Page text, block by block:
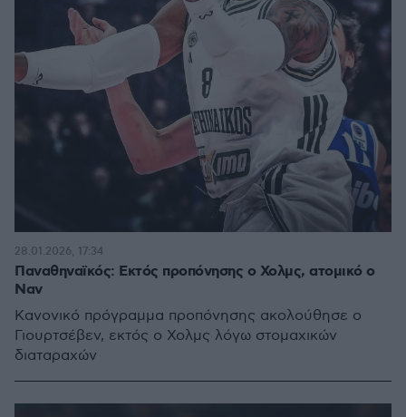
Παναθηναϊκός: Εκτός προπόνησης ο Χολμς, ατομικό ο
Ναν
Κανονικό πρόγραμμα προπόνησης ακολούθησε ο
Γιουρτσέβεν, εκτός ο Χολμς λόγω στομαχικών
διαταραχών
28.01.2026, 17:34